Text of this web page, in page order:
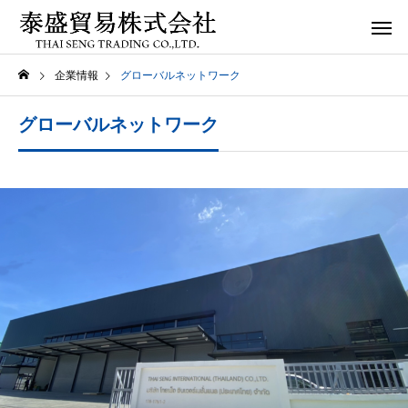
企業情報 グローバルネットワーク
グローバルネットワーク